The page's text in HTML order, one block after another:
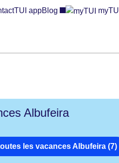
TUI appBlog myTUI
Albufeira
les vacances Albufeira (7)